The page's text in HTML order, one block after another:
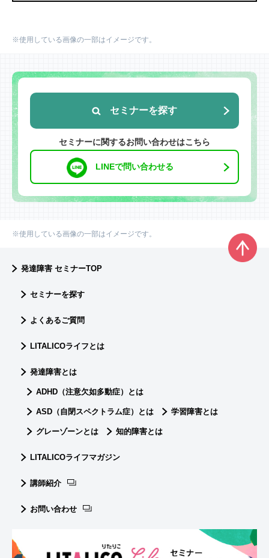
※使用している画像の一部はイメージです。
セミナーを探す
セミナーに関するお問い合わせはこちら
LINEで問い合わせる
※使用している画像の一部はイメージです。
発達障害 セミナーTOP
セミナーを探す
よくあるご質問
LITALICOライフとは
発達障害とは
ADHD（注意欠如多動症）とは
ASD（自閉スペクトラム症）とは 学習障害とは
グレーゾーンとは 知的障害とは
LITALICOライフマガジン
講師紹介
お問い合わせ